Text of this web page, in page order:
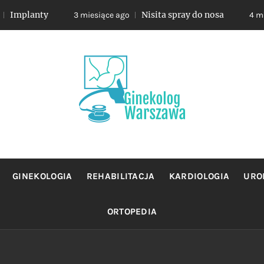
3 miesiące ago Nisita spray do nosa 4 miesiące
sie profilaktyka oraz leczeniem chorob
GINEKOLOGIA REHABILITACJA KARDIOLOGIA
ORTOPEDIA